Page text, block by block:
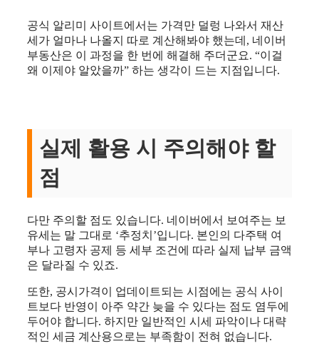
공식 알리미 사이트에서는 가격만 덜렁 나와서 재산
세가 얼마나 나올지 따로 계산해봐야 했는데, 네이버
부동산은 이 과정을 한 번에 해결해 주더군요. “이걸
왜 이제야 알았을까” 하는 생각이 드는 지점입니다.
실제 활용 시 주의해야 할
점
다만 주의할 점도 있습니다. 네이버에서 보여주는 보
유세는 말 그대로 ‘추정치’입니다. 본인의 다주택 여
부나 고령자 공제 등 세부 조건에 따라 실제 납부 금액
은 달라질 수 있죠.
또한, 공시가격이 업데이트되는 시점에는 공식 사이
트보다 반영이 아주 약간 늦을 수 있다는 점도 염두에
두어야 합니다. 하지만 일반적인 시세 파악이나 대략
적인 세금 계산용으로는 부족함이 전혀 없습니다.